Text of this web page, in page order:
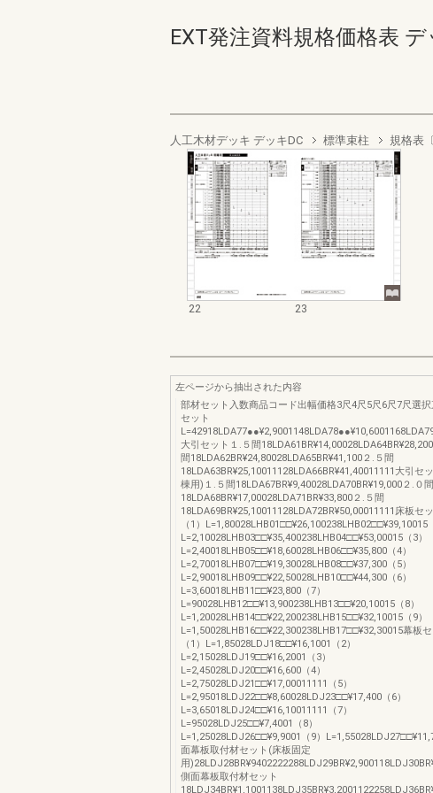
EXT発注資料規格価格表
人工木材デッキ デッキDC 標準束柱 規格表
22 23
左ページから抽出された内容
部材セット入数商品コード出幅価格3尺4尺5尺6尺7尺選択
セット
大引セット１.５間
間18LDA62BR¥24,80028LDA65BR¥41,100２.５間
18LDA63BR¥25,10011128LDA66BR¥41,40011111大引セ
棟用)１.５間18LDA67BR¥9,40028LDA70BR¥19,000２.０間
18LDA68BR¥17,00028LDA71BR¥33,800２.５間
18LDA69BR¥25,10011128LDA72BR¥50,00011111床板セ
（1）L=1,80028LHB01□□¥26,100238LHB02□□¥39,10015
L=2,10028LHB03□□¥35,400238LHB04□□¥53,00015（3）
L=2,40018LHB05□□¥18,60028LHB06□□¥35,800（4）
L=2,70018LHB07□□¥19,30028LHB08□□¥37,300（5）
L=2,90018LHB09□□¥22,50028LHB10□□¥44,300（6）
L=3,60018LHB11□□¥23,800（7）
L=90028LHB12□□¥13,900238LHB13□□¥20,10015（8）
L=1,20028LHB14□□¥22,200238LHB15□□¥32,10015（9）
L=1,50028LHB16□□¥22,300238LHB17□□¥32,30015幕板セ
（1）L=1,85028LDJ18□□¥16,1001（2）
L=2,15028LDJ19□□¥16,2001（3）
L=2,45028LDJ20□□¥16,600（4）
L=2,75028LDJ21□□¥17,00011111（5）
L=2,95018LDJ22□□¥8,60028LDJ23□□¥17,400（6）
L=3,65018LDJ24□□¥16,10011111（7）
L=95028LDJ25□□¥7,4001（8）
L=1,25028LDJ26□□¥9,9001（9）
面幕板取付材セット(床板固定
用
側面幕板取付材セット